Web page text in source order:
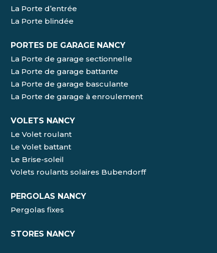
La Porte d’entrée
La Porte blindée
PORTES DE GARAGE NANCY
La Porte de garage sectionnelle
La Porte de garage battante
La Porte de garage basculante
La Porte de garage à enroulement
VOLETS NANCY
Le Volet roulant
Le Volet battant
Le Brise-soleil
Volets roulants solaires Bubendorff
PERGOLAS NANCY
Pergolas fixes
STORES NANCY